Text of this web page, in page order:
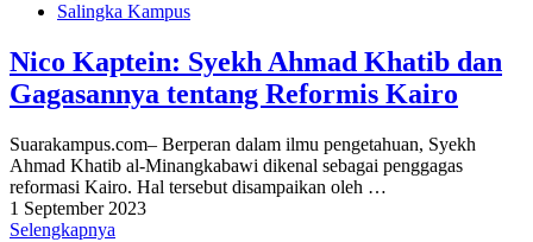
Salingka Kampus
Nico Kaptein: Syekh Ahmad Khatib dan
Gagasannya tentang Reformis Kairo
Suarakampus.com– Berperan dalam ilmu pengetahuan, Syekh
Ahmad Khatib al-Minangkabawi dikenal sebagai penggagas
reformasi Kairo. Hal tersebut disampaikan oleh …
1 September 2023
Selengkapnya